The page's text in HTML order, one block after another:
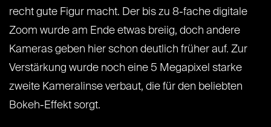
recht gute Figur macht. Der bis zu 8-fache digitale
Zoom wurde am Ende etwas breiig, doch andere
Kameras geben hier schon deutlich früher auf. Zur
Verstärkung wurde noch eine 5 Megapixel starke
zweite Kameralinse verbaut, die für den beliebten
Bokeh-Effekt sorgt.